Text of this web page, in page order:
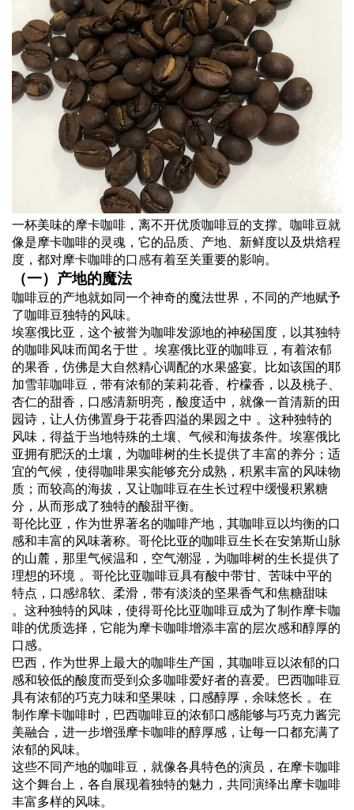
一杯美味的摩卡咖啡，离不开优质咖啡豆的支撑。咖啡豆就
像是摩卡咖啡的灵魂，它的品质、产地、新鲜度以及烘焙程
度，都对摩卡咖啡的口感有着至关重要的影响。
（一）产地的魔法
咖啡豆的产地就如同一个神奇的魔法世界，不同的产地赋予
了咖啡豆独特的风味。
埃塞俄比亚，这个被誉为咖啡发源地的神秘国度，以其独特
的咖啡风味而闻名于世 。埃塞俄比亚的咖啡豆，有着浓郁
的果香，仿佛是大自然精心调配的水果盛宴。比如该国的耶
加雪菲咖啡豆，带有浓郁的茉莉花香、柠檬香，以及桃子、
杏仁的甜香，口感清新明亮，酸度适中，就像一首清新的田
园诗，让人仿佛置身于花香四溢的果园之中 。这种独特的
风味，得益于当地特殊的土壤、气候和海拔条件。埃塞俄比
亚拥有肥沃的土壤，为咖啡树的生长提供了丰富的养分；适
宜的气候，使得咖啡果实能够充分成熟，积累丰富的风味物
质；而较高的海拔，又让咖啡豆在生长过程中缓慢积累糖
分，从而形成了独特的酸甜平衡。
哥伦比亚，作为世界著名的咖啡产地，其咖啡豆以均衡的口
感和丰富的风味著称。哥伦比亚的咖啡豆生长在安第斯山脉
的山麓，那里气候温和，空气潮湿，为咖啡树的生长提供了
理想的环境 。哥伦比亚咖啡豆具有酸中带甘、苦味中平的
特点，口感绵软、柔滑，带有淡淡的坚果香气和焦糖甜味
。这种独特的风味，使得哥伦比亚咖啡豆成为了制作摩卡咖
啡的优质选择，它能为摩卡咖啡增添丰富的层次感和醇厚的
口感。
巴西，作为世界上最大的咖啡生产国，其咖啡豆以浓郁的口
感和较低的酸度而受到众多咖啡爱好者的喜爱。巴西咖啡豆
具有浓郁的巧克力味和坚果味，口感醇厚，余味悠长 。在
制作摩卡咖啡时，巴西咖啡豆的浓郁口感能够与巧克力酱完
美融合，进一步增强摩卡咖啡的醇厚感，让每一口都充满了
浓郁的风味。
这些不同产地的咖啡豆，就像各具特色的演员，在摩卡咖啡
这个舞台上，各自展现着独特的魅力，共同演绎出摩卡咖啡
丰富多样的风味。